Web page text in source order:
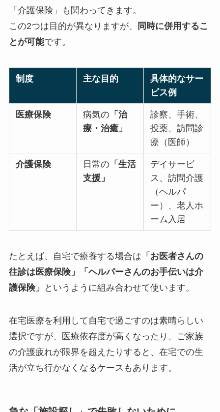
「介護保険」も関わってきます。
この2つは目的が異なりますが、
同時に併用するこ
とが可能です。
制度 主な目的
具体的なサー
ビス例
医療保険 病気の 「治
療・治癒」
診察、手術、
投薬、訪問診
療（医師）
介護保険 日常の 「生活
支援」
デイサービ
ス、訪問介護
（ヘルパ
ー）、老人ホ
ーム入居
たとえば、自宅で療養する場合は 「お医者さんの
往診は医療保険」「ヘルパーさんのお手伝いは介
護保険」
というように組み合わせて使います。
在宅医療を利用して自宅で過ごすのは素晴らしい
選択ですが、医療依存度が高くなったり、ご家族
の介護疲れが限界を超えたりすると、在宅での生
活が立ち行かなくなるケースもあります。